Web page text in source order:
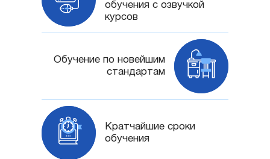
обучения с озвучкой
курсов
Обучение по новейшим
стандартам
Кратчайшие сроки
обучения